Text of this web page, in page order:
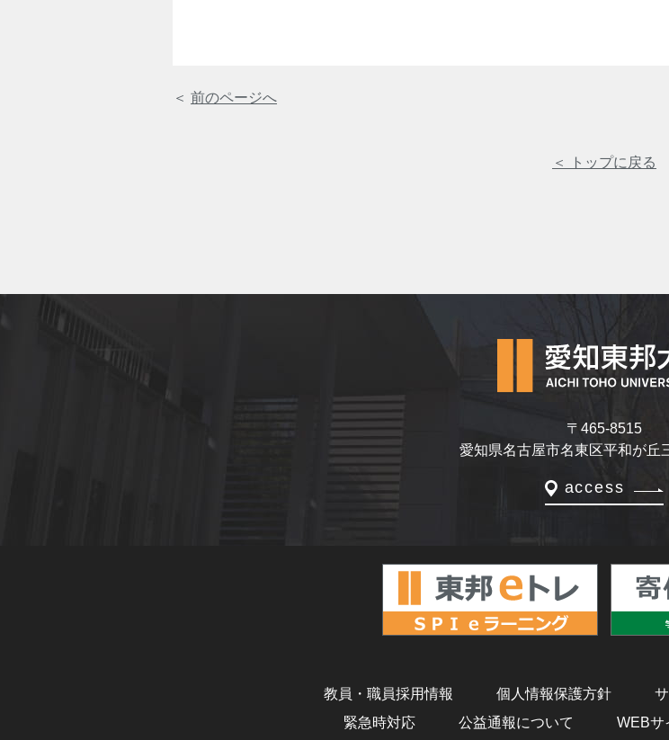
＜ 前のページへ
＜ トップに戻る
〒465-8515
愛知県名古屋市名東区平和が丘
access
教員・職員採用情報 個人情報保護方針
緊急時対応
公益通報について WEBサ